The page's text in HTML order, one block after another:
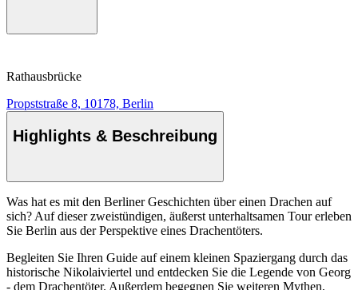
Rathausbrücke
Propststraße 8, 10178, Berlin
Highlights & Beschreibung
Was hat es mit den Berliner Geschichten über einen Drachen auf
sich? Auf dieser zweistündigen, äußerst unterhaltsamen Tour erleben
Sie Berlin aus der Perspektive eines Drachentöters.
Begleiten Sie Ihren Guide auf einem kleinen Spaziergang durch das
historische Nikolaiviertel und entdecken Sie die Legende von Georg
- dem Drachentöter. Außerdem begegnen Sie weiteren Mythen,